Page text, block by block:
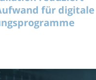
für digitale